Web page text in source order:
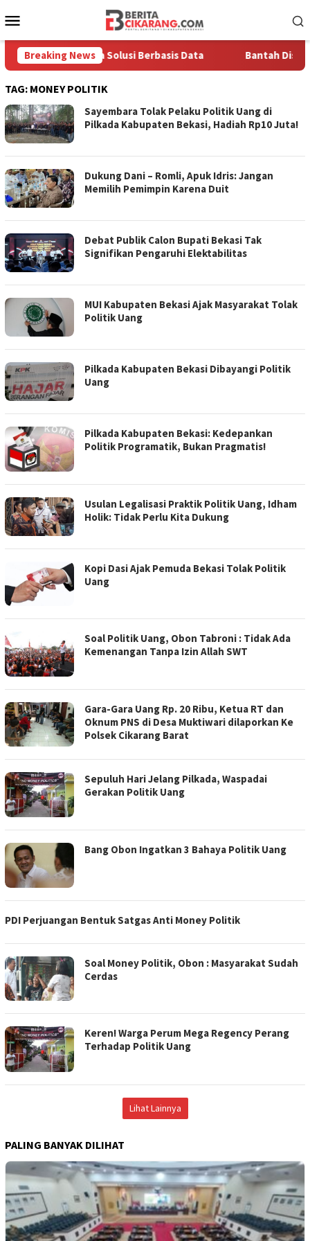
ke
Mobile
Breaking News
Pentingnya Solusi Berbasis Data Bantah Disebut
TAG: MONEY POLITIK
Sayembara Tolak Pelaku Politik Uang di
Pilkada Kabupaten Bekasi, Hadiah Rp10 Juta!
Dukung Dani – Romli, Apuk Idris: Jangan
Memilih Pemimpin Karena Duit
Debat Publik Calon Bupati Bekasi Tak
Signifikan Pengaruhi Elektabilitas
MUI Kabupaten Bekasi Ajak Masyarakat Tolak
Politik Uang
Pilkada Kabupaten Bekasi Dibayangi Politik
Uang
Pilkada Kabupaten Bekasi: Kedepankan
Politik Programatik, Bukan Pragmatis!
Usulan Legalisasi Praktik Politik Uang, Idham
Holik: Tidak Perlu Kita Dukung
Kopi Dasi Ajak Pemuda Bekasi Tolak Politik
Uang
Soal Politik Uang, Obon Tabroni : Tidak Ada
Kemenangan Tanpa Izin Allah SWT
Gara-Gara Uang Rp. 20 Ribu, Ketua RT dan
Oknum PNS di Desa Muktiwari dilaporkan Ke
Polsek Cikarang Barat
Sepuluh Hari Jelang Pilkada, Waspadai
Gerakan Politik Uang
Bang Obon Ingatkan 3 Bahaya Politik Uang
PDI Perjuangan Bentuk Satgas Anti Money Politik
Soal Money Politik, Obon : Masyarakat Sudah
Cerdas
Keren! Warga Perum Mega Regency Perang
Terhadap Politik Uang
Lihat Lainnya
PALING BANYAK DILIHAT